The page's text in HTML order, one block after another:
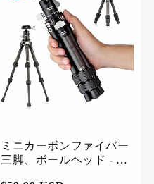
ミニカーボンファイバー
三脚、ボールヘッド - P-